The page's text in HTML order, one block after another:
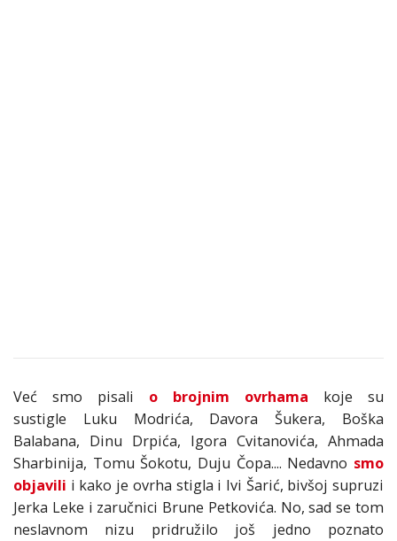
Već smo pisali o brojnim ovrhama koje su
sustigle Luku Modrića, Davora Šukera, Boška
Balabana, Dinu Drpića, Igora Cvitanovića, Ahmada
Sharbinija, Tomu Šokotu, Duju Čopa.... Nedavno smo
objavili i kako je ovrha stigla i Ivi Šarić, bivšoj supruzi
Jerka Leke i zaručnici Brune Petkovića. No, sad se tom
neslavnom nizu pridružilo još jedno poznato